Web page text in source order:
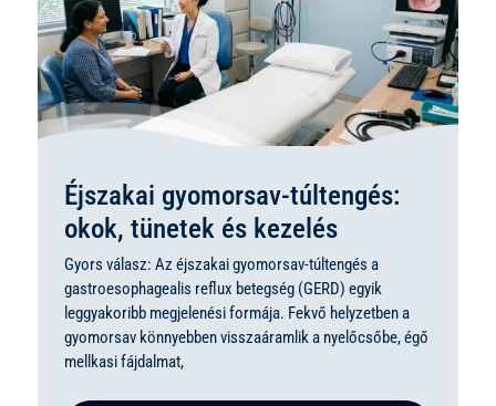
Éjszakai gyomorsav-túltengés:
okok, tünetek és kezelés
Gyors válasz: Az éjszakai gyomorsav-túltengés a
gastroesophagealis reflux betegség (GERD) egyik
leggyakoribb megjelenési formája. Fekvő helyzetben a
gyomorsav könnyebben visszaáramlik a nyelőcsőbe, égő
mellkasi fájdalmat,